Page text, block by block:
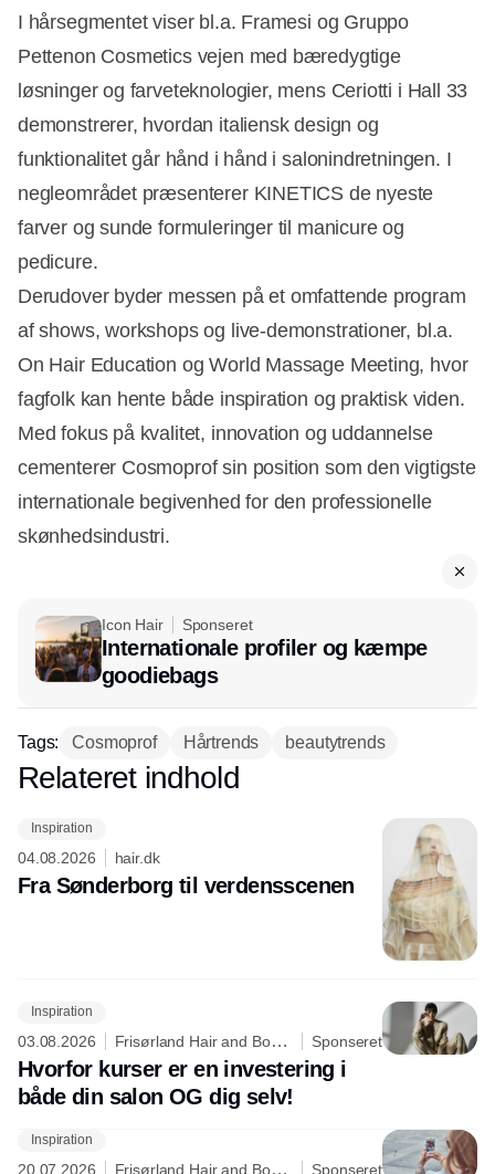
I hårsegmentet viser bl.a. Framesi og Gruppo
Pettenon Cosmetics vejen med bæredygtige
løsninger og farveteknologier, mens Ceriotti i Hall 33
demonstrerer, hvordan italiensk design og
funktionalitet går hånd i hånd i salonindretningen. I
negleområdet præsenterer KINETICS de nyeste
farver og sunde formuleringer til manicure og
pedicure.
Derudover byder messen på et omfattende program
af shows, workshops og live-demonstrationer, bl.a.
On Hair Education og World Massage Meeting, hvor
fagfolk kan hente både inspiration og praktisk viden.
Med fokus på kvalitet, innovation og uddannelse
cementerer Cosmoprof sin position som den vigtigste
internationale begivenhed for den professionelle
skønhedsindustri.
Icon Hair Sponseret
Internationale profiler og kæmpe
goodiebags
Tags: Cosmoprof Hårtrends beautytrends
Annonce
Relateret indhold
Inspiration
04.08.2026 hair.dk
Fra Sønderborg til verdensscenen
Inspiration
03.08.2026
Frisørland Hair and Body
Care
Sponseret
Hvorfor kurser er en investering i
både din salon OG dig selv!
Inspiration
20.07.2026 Frisørland Hair and Body Sponseret